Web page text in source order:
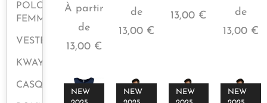
POLOS
FEMME
VESTES
KWAY
CASQUETTES
À partir
de
13,00€
de
13,00€
13,00 €
de
13,00 €
NEW
NEW
NEW
NEW